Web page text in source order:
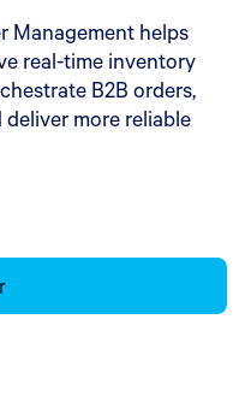
Management helps
real-time inventory
B2B orders,
more reliable